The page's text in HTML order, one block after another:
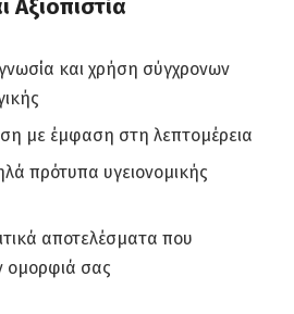
Αξιοπιστία
και χρήση σύγχρονων
με έμφαση στη λεπτομέρεια
πρότυπα υγειονομικής
αποτελέσματα που
ομορφιά σας